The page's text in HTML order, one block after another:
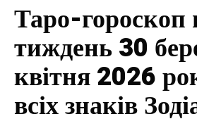
Таро-гороскоп
тиждень 30
квітня 2026
всіх знаків